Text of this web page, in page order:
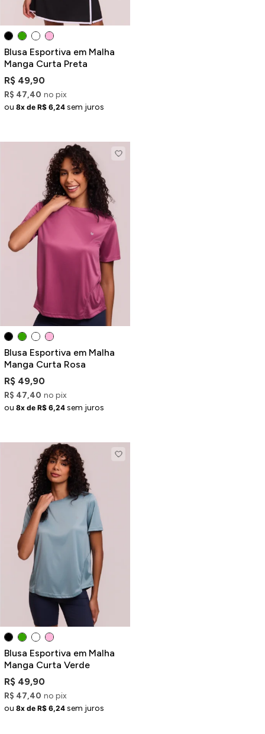
Blusa Esportiva em Malha
Manga Curta Preta
R$ 49,90
R$ 47,40 no pix
ou 8x de R$ 6,24 sem juros
Blusa Esportiva em Malha
Manga Curta Rosa
R$ 49,90
R$ 47,40 no pix
ou 8x de R$ 6,24 sem juros
Blusa Esportiva em Malha
Manga Curta Verde
R$ 49,90
R$ 47,40 no pix
ou 8x de R$ 6,24 sem juros